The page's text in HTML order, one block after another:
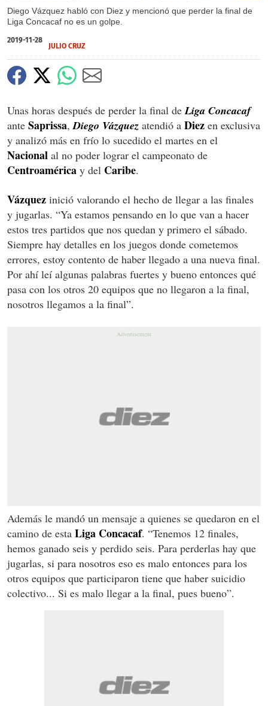
Diego Vázquez habló con Diez y mencionó que perder la final de
Liga Concacaf no es un golpe.
2019-11-28
JULIO CRUZ
Unas horas después de perder la final deLiga Concacaf
ante Saprissa,Diego Vázquez atendió a Diez en exclusiva
y analizó más en frío lo sucedido el martes en el
Nacional al no poder lograr el campeonato de
Centroamérica y del Caribe.
Vázquez inició valorando el hecho de llegar a las finales
y jugarlas. “Ya estamos pensando en lo que van a hacer
estos tres partidos que nos quedan y primero el sábado.
Siempre hay detalles en los juegos donde cometemos
errores, estoy contento de haber llegado a una nueva final.
Por ahí leí algunas palabras fuertes y bueno entonces qué
pasa con los otros 20 equipos que no llegaron a la final,
nosotros llegamos a la final”.
Además le mandó un mensaje a quienes se quedaron en el
camino de esta Liga Concacaf. “Tenemos 12 finales,
hemos ganado seis y perdido seis. Para perderlas hay que
jugarlas, si para nosotros eso es malo entonces para los
otros equipos que participaron tiene que haber suicidio
colectivo... Si es malo llegar a la final, pues bueno”.